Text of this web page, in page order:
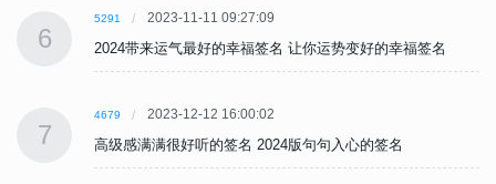
6
5291 2023-11-11 09:27:09
2024带来运气最好的幸福签名 让你运势变好的幸福签名
7
4679 2023-12-12 16:00:02
高级感满满很好听的签名 2024版句句入心的签名